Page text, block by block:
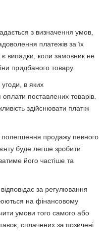
з визначення умов,
платежів за їх
випадки, коли замовник не
придбаного товару.
угоди, в яких
поставлених товарів.
здійснювати платіж
продажу певного
буде легше зробити
його частіше та
за регулювання
на фінансовому
умови того самого або
сплачених за позичені